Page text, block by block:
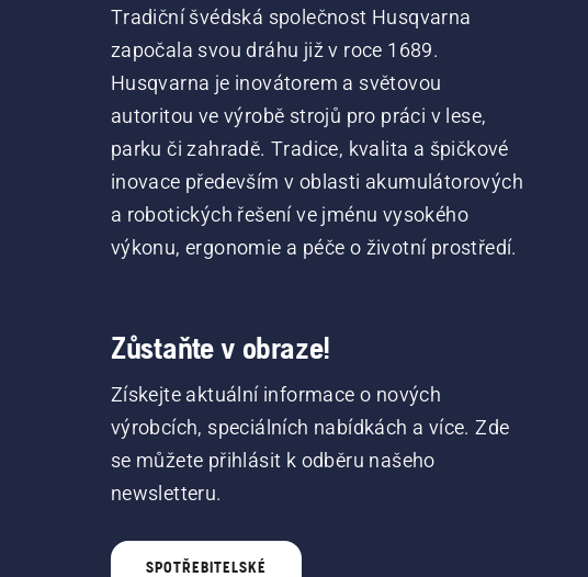
Tradiční švédská společnost Husqvarna
započala svou dráhu již v roce 1689.
Husqvarna je inovátorem a světovou
autoritou ve výrobě strojů pro práci v lese,
parku či zahradě. Tradice, kvalita a špičkové
inovace především v oblasti akumulátorových
a robotických řešení ve jménu vysokého
výkonu, ergonomie a péče o životní prostředí.
Zůstaňte v obraze!
Získejte aktuální informace o nových
výrobcích, speciálních nabídkách a více. Zde
se můžete přihlásit k odběru našeho
newsletteru.
SPOTŘEBITELSKÉ